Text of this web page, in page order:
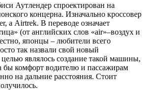
Аутлендер спроектирован на
концерна. Изначально кроссовер
а Airtrek. В переводе означает
(от английских слов «air»–воздух и
японцы – любители всего
так назвали свой новый
являлось создание такой машины,
бы комфорт водителю и пассажирам
на дальние расстояния. Стоит